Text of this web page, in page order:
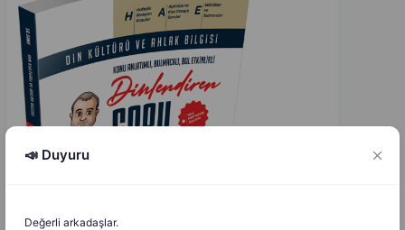
📣 Duyuru
Değerli arkadaşlar.